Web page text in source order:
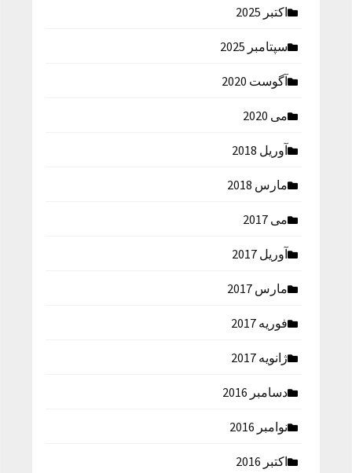
اکتبر 2025
سپتامبر 2025
آگوست 2020
می 2020
آوریل 2018
مارس 2018
می 2017
آوریل 2017
مارس 2017
فوریه 2017
ژانویه 2017
دسامبر 2016
نوامبر 2016
اکتبر 2016